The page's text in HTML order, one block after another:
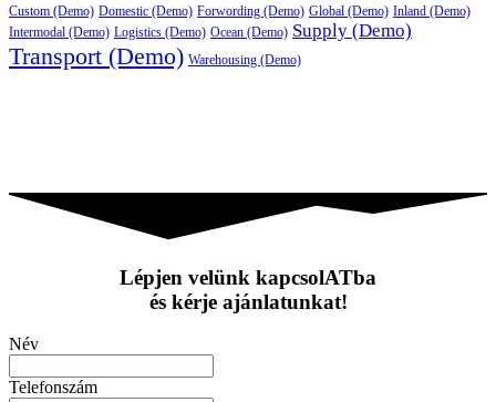
Custom (Demo) Domestic (Demo) Forwording (Demo) Global (Demo) Inland (Demo)
Intermodal (Demo) Logistics (Demo) Ocean (Demo) Supply (Demo)
Transport (Demo) Warehousing (Demo)
Lépjen velünk kapcsolATba
és kérje ajánlatunkat!
Név
Telefonszám